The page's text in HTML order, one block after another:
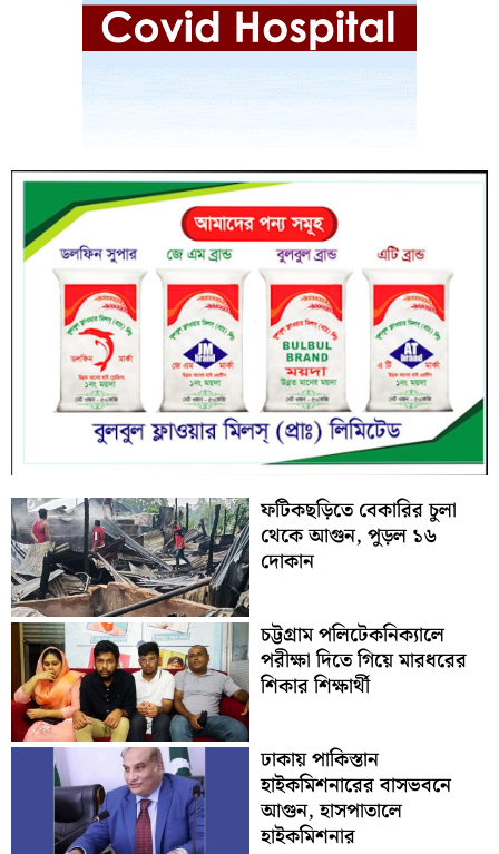
ফটিকছড়িতে বেকারির চুলা
থেকে আগুন, পুড়ল ১৬
দোকান
চট্টগ্রাম পলিটেকনিক্যালে
পরীক্ষা দিতে গিয়ে মারধরের
শিকার শিক্ষার্থী
ঢাকায় পাকিস্তান
হাইকমিশনারের বাসভবনে
আগুন, হাসপাতালে
হাইকমিশনার